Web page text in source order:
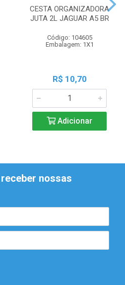
CESTA ORGANIZADORA
JUTA 2L JAGUAR A5 BR
Código: 104605
Embalagem: 1X1
R$ 10,70
Adicionar
nossas